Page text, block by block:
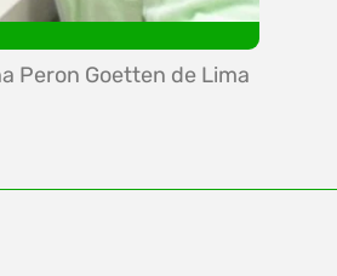
Peron Goetten de Lima